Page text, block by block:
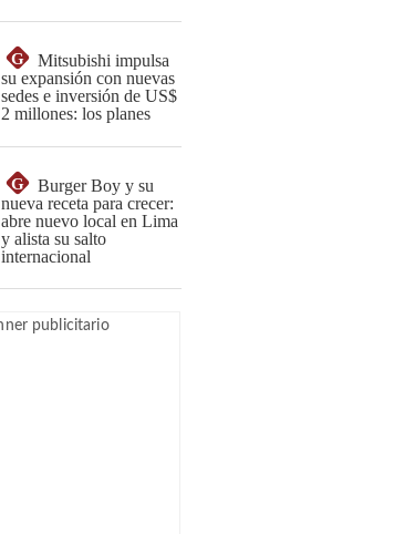
G
Mitsubishi impulsa
su expansión con nuevas
sedes e inversión de US$
2 millones: los planes
G
Burger Boy y su
nueva receta para crecer:
abre nuevo local en Lima
y alista su salto
internacional